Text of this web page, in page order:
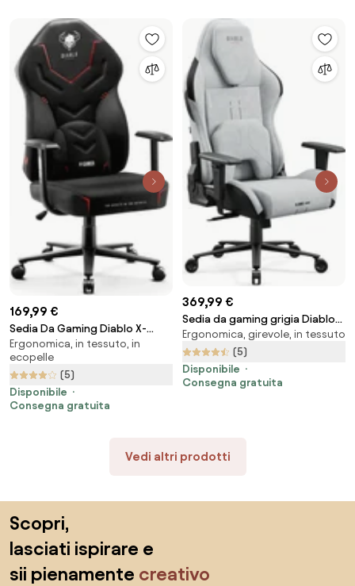
169,99 €
Sedia Da Gaming Diablo X-
Gamer 2.0 Normal Size: Dark
obsidian
Ergonomica, in tessuto, in
ecopelle
(5)
Disponibile
Consegna gratuita
369,99 €
Sedia da gaming grigia Diablo
X.One Prime, Normal Size,
Nightwolf Moon
Ergonomica, girevole, in tessuto
(5)
Disponibile
Consegna gratuita
Vedi altri prodotti
Scopri,
lasciati ispirare e
sii pienamente creativo